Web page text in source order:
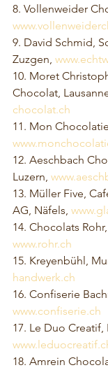
8. Vollenweider
9. David Schmid,
Zuzgen,
10. Moret
Chocolat,
chocolat.ch
11. Mon
12. Aeschbach
Luzern,
13. Müller Five,
AG, Näfels,
14. Chocolats
www.rohr.ch
15. Kreyenbühl,
handwerk.ch
16. Confiserie
www.confiserie.ch
17. Le Duo Creatif,
18. Amrein